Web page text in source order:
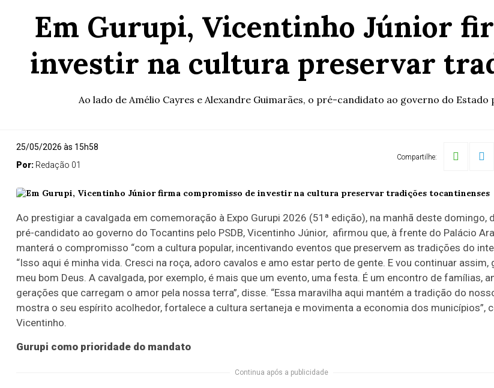
Em Gurupi, Vicentinho Júnior
investir na cultura preservar
Ao lado de Amélio Cayres e Alexandre Guimarães, o pré-candidato ao governo do Estado
25/05/2026 às 15h58
Por: Redação 01
Compartilhe:
Ao prestigiar a cavalgada em comemoração à Expo Gurupi 2026 (51ª edição), na manhã deste domingo,
pré-candidato ao governo do Tocantins pelo PSDB, Vicentinho Júnior, afirmou que, à frente do Palácio
manterá o compromisso “com a cultura popular, incentivando eventos que preservem as tradições do
“Isso aqui é minha vida. Cresci na roça, adoro cavalos e amo estar perto de gente. E vou continuar assim,
meu bom Deus. A cavalgada, por exemplo, é mais que um evento, uma festa. É um encontro de famílias,
gerações que carregam o amor pela nossa terra”, disse. “Essa maravilha aqui mantém a tradição do
mostra o seu espírito acolhedor, fortalece a cultura sertaneja e movimenta a economia dos municípios”,
Vicentinho.
Gurupi como prioridade do mandato
Continua após a publicidade